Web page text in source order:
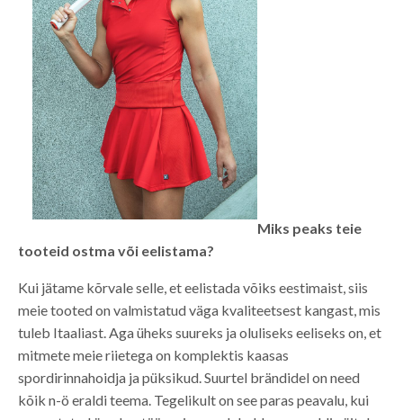
Miks peaks teie
tooteid ostma või eelistama?
Kui jätame kõrvale selle, et eelistada võiks eestimaist, siis
meie tooted on valmistatud väga kvaliteetsest kangast, mis
tuleb Itaaliast. Aga üheks suureks ja oluliseks eeliseks on, et
mitmete meie riietega on komplektis kaasas
spordirinnahoidja ja püksikud. Suurtel brändidel on need
kõik n-ö eraldi teema. Tegelikult on see paras peavalu, kui